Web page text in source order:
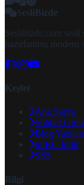
SesliBizde
Seslibizde.com sesli
hazırlanmış
Keşfet
Ana Sayfa
Sohbet Girişi
Blog Yazıları
mIRC İndir
SSS
Bilgi